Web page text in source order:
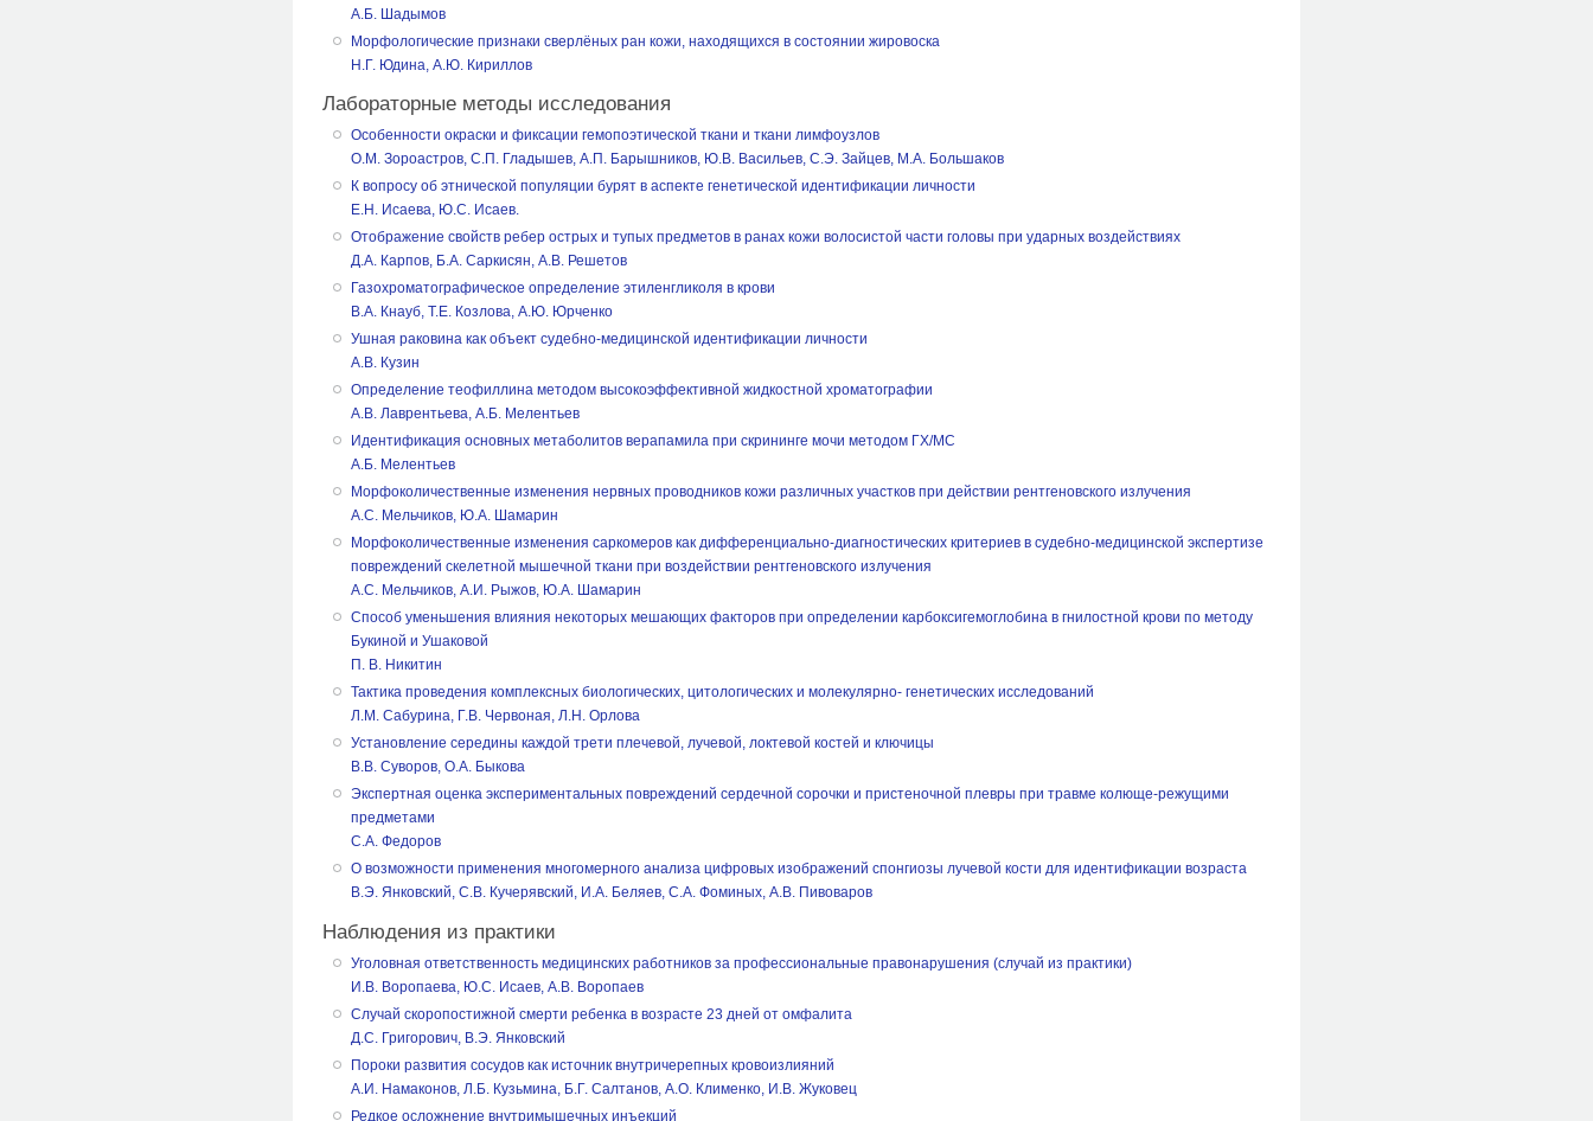
А.Б. Шадымов
Морфологические признаки сверлёных ран кожи, находящихся в состоянии жировоска
Н.Г. Юдина, А.Ю. Кириллов
Лабораторные методы исследования
Особенности окраски и фиксации гемопоэтической ткани и ткани лимфоузлов
О.М. Зороастров, С.П. Гладышев, А.П. Барышников, Ю.В. Васильев, С.Э. Зайцев, М.А. Большаков
К вопросу об этнической популяции бурят в аспекте генетической идентификации личности
Е.Н. Исаева, Ю.С. Исаев.
Отображение свойств ребер острых и тупых предметов в ранах кожи волосистой части головы при ударных воздействиях
Д.А. Карпов, Б.А. Саркисян, А.В. Решетов
Газохроматографическое определение этиленгликоля в крови
В.А. Кнауб, Т.Е. Козлова, А.Ю. Юрченко
Ушная раковина как объект судебно-медицинской идентификации личности
А.В. Кузин
Определение теофиллина методом высокоэффективной жидкостной хроматографии
А.В. Лаврентьева, А.Б. Мелентьев
Идентификация основных метаболитов верапамила при скрининге мочи методом ГХ/МС
А.Б. Мелентьев
Морфоколичественные изменения нервных проводников кожи различных участков при действии рентгеновского излучения
А.С. Мельчиков, Ю.А. Шамарин
Морфоколичественные изменения саркомеров как дифференциально-диагностических критериев в судебно-медицинской экспертизе
повреждений скелетной мышечной ткани при воздействии рентгеновского излучения
А.С. Мельчиков, А.И. Рыжов, Ю.А. Шамарин
Способ уменьшения влияния некоторых мешающих факторов при определении карбоксигемоглобина в гнилостной крови по методу
Букиной и Ушаковой
П. В. Никитин
Тактика проведения комплексных биологических, цитологических и молекулярно- генетических исследований
Л.М. Сабурина, Г.В. Червоная, Л.Н. Орлова
Установление середины каждой трети плечевой, лучевой, локтевой костей и ключицы
В.В. Суворов, О.А. Быкова
Экспертная оценка экспериментальных повреждений сердечной сорочки и пристеночной плевры при травме колюще-режущими
предметами
С.А. Федоров
О возможности применения многомерного анализа цифровых изображений спонгиозы лучевой кости для идентификации возраста
В.Э. Янковский, С.В. Кучерявский, И.А. Беляев, С.А. Фоминых, А.В. Пивоваров
Наблюдения из практики
Уголовная ответственность медицинских работников за профессиональные правонарушения (случай из практики)
И.В. Воропаева, Ю.С. Исаев, А.В. Воропаев
Случай скоропостижной смерти ребенка в возрасте 23 дней от омфалита
Д.С. Григорович, В.Э. Янковский
Пороки развития сосудов как источник внутричерепных кровоизлияний
А.И. Намаконов, Л.Б. Кузьмина, Б.Г. Салтанов, А.О. Клименко, И.В. Жуковец
Редкое осложнение внутримышечных инъекций